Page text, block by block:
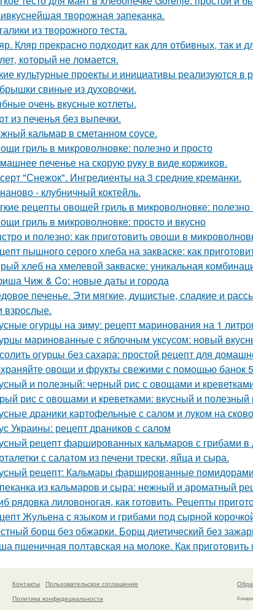
творожная запеканка.
из творожного теста.
Кляр прекрасно подходит как для отбивных, так и
который не ломается.
культурные проекты и инициативы реализуются в
свиные из духовочки.
очень вкусные котлеты.
из печенья без выпечки.
кальмар в сметанном соусе.
гриль в микроволновке: полезно и просто
печенье на скорую руку в виде коржиков.
"Снежок". Ингредиенты на 3 средние креманки.
- клубничный коктейль.
рецепты овощей гриль в микроволновке: полезно
гриль в микроволновке: просто и вкусно
и полезно: как приготовить овощи в
пышного серого хлеба на закваске: как
хлеб на хмелевой закваске: уникальная
Чиж & Co: новые даты и города
печенье. Эти мягкие, душистые, сладкие и
взрослые.
огурцы на зиму: рецепт маринования на 1
маринованные с яблочным уксусом: новый
огурцы без сахара: простой рецепт для
овощи и фрукты свежими с помощью банок
и полезный: черный рис с овощами и
рис с овощами и креветками: вкусный и полезный
драники картофельные с салом и луком на
Украины: рецепт драников с салом
рецепт фаршированных кальмаров с грибами в
с салатом из печени трески, яйца и сыра.
рецепт: Кальмары фаршированные
из кальмаров и сыра: нежный и ароматный
рядовка лиловоногая, как готовить. Рецепты
Жульена с языком и грибами под сырной
борщ без обжарки. Борщ диетический без
пшеничная полтавская на молоке. Как
Контакты
Пользовательское соглашение
Политика конфидециальности